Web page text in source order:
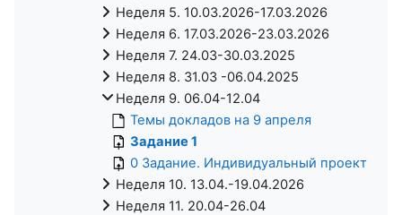
Неделя 5. 10.03.2026-17.03.2026
Неделя 6. 17.03.2026-23.03.2026
Неделя 7. 24.03-30.03.2025
Неделя 8. 31.03 -06.04.2025
Неделя 9. 06.04-12.04
Темы докладов на 9 апреля
Задание 1
0 Задание. Индивидуальный проект
Неделя 10. 13.04.-19.04.2026
Неделя 11. 20.04-26.04